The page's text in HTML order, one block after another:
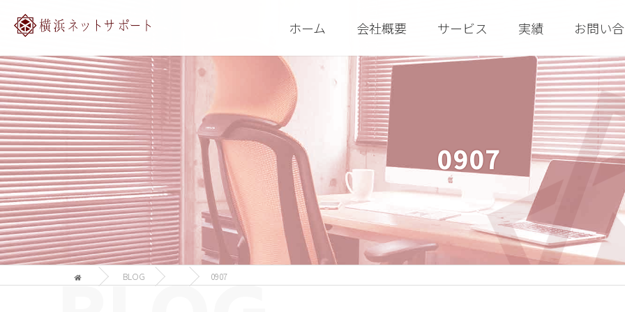
0907
ホーム 会社概要 サービス 実績 お問い
BLOG 0907